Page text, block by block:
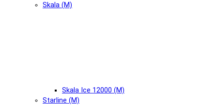
Skala (М)
Skala Ice 12000 (М)
Starline (М)